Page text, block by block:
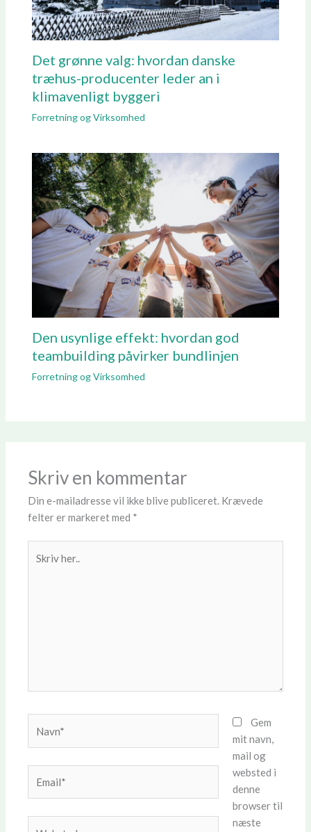
Det grønne valg: hvordan danske
træhus-producenter leder an i
klimavenligt byggeri
Forretning og Virksomhed
Den usynlige effekt: hvordan god
teambuilding påvirker bundlinjen
Forretning og Virksomhed
Skriv en kommentar
Din e-mailadresse vil ikke blive publiceret. Krævede
felter er markeret med *
her..
Gem
mit navn,
mail og
websted i
denne
browser til
næste